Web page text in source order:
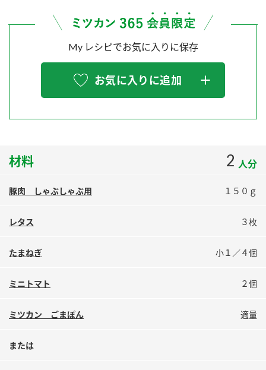
炊き込みご飯の素 米飯用調味液
Fibee
三ツ判山吹
スペシャルサイト
お酢を知ろう！
すしラボ
納豆の豆知識
鍋奉行マニュアル
ロングセラー商品 ＋ おすすめレシピ
人気商品 ＋ おすすめレシピ
MIM（ミツカンミュージアム）
お客様の声をいかしました
販売終了製品のご案内
よくあるご質問
ミツカン公式通販
My レシピでお気に入りに保存
お気に入りに追加
材料 2 人分
豚肉 しゃぶしゃぶ用 １５０ｇ
レタス ３枚
たまねぎ 小１／４個
ミニトマト ２個
ミツカン ごまぽん 適量
または